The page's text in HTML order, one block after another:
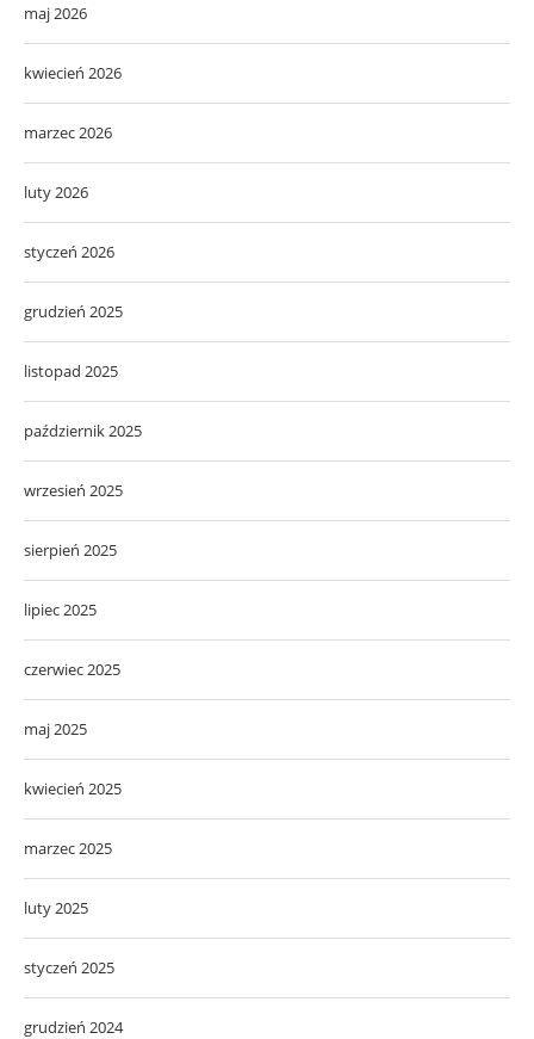
maj 2026
kwiecień 2026
marzec 2026
luty 2026
styczeń 2026
grudzień 2025
listopad 2025
październik 2025
wrzesień 2025
sierpień 2025
lipiec 2025
czerwiec 2025
maj 2025
kwiecień 2025
marzec 2025
luty 2025
styczeń 2025
grudzień 2024